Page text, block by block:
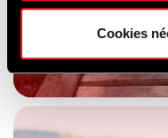
Cookies